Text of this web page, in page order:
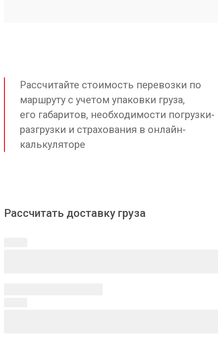
Рассчитайте стоимость перевозки по
маршруту с учетом упаковки груза,
его габаритов, необходимости погрузки-
разгрузки и страхования в онлайн-
калькуляторе
Рассчитать доставку груза